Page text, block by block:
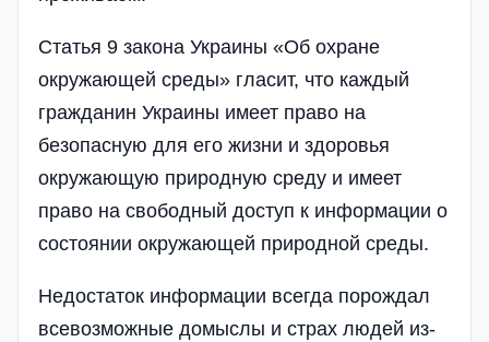
Статья 9 закона Украины «Об охране
окружающей среды» гласит, что каждый
гражданин Украины имеет право на
безопасную для его жизни и здоровья
окружающую природную среду и имеет
право на свободный доступ к информации о
состоянии окружающей природной среды.
Недостаток информации всегда порождал
всевозможные домыслы и страх людей из-